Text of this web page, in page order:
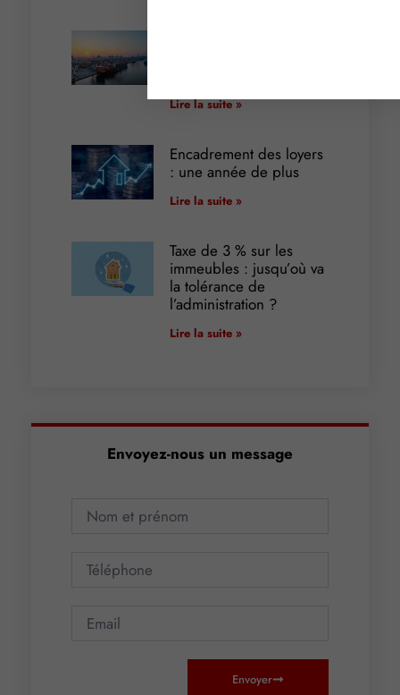
Lire la suite »
Encadrement des loyers
: une année de plus
Lire la suite »
Taxe de 3 % sur les
immeubles : jusqu’où va
la tolérance de
l’administration ?
Lire la suite »
Envoyez-nous un message
Envoyer